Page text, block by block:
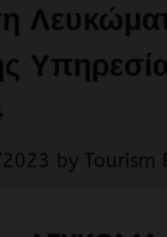
by Tourism